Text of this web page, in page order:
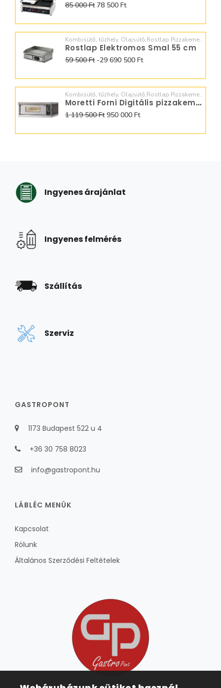
85 000 Ft78 500 Ft
Kombisütő, tűzhely, Olajsütő,Rostlap Pizzakemence, Dagasztó,
Rostlap Elektromos Smal 55 cm
59 500 Ft-29 690 500 Ft
Kombisütő, tűzhely, Olajsütő,Rostlap Pizzakemence, Dagasztó,
Moretti Forni Digitális pizzakemence 4x36
1 119 500 Ft950 000 Ft
Ingyenes árajánlat
Ingyenes felmérés
Szállítás
Szerviz
GASTROPONT
1173 Budapest 522 u 4
+36 30 758 8023
info@gastropont.hu
LÁBLÉC MENÜK
Kapcsolat
Rólunk
Általános Szerződési Feltételek